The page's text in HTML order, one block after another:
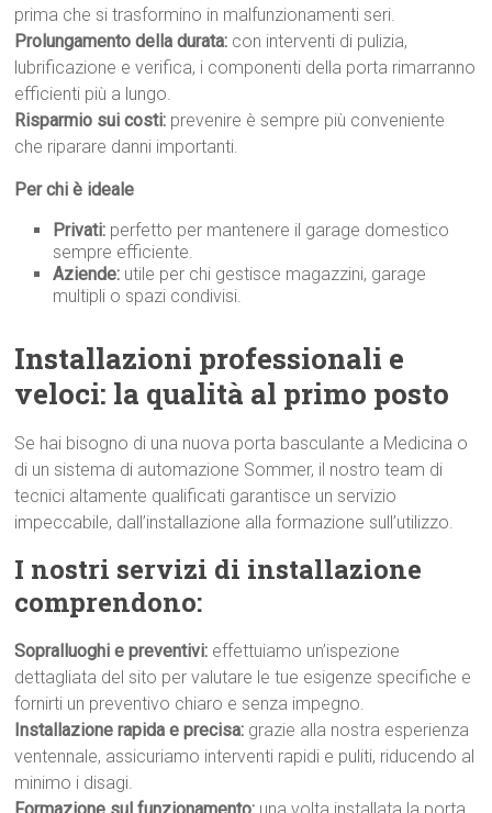
prima che si trasformino in malfunzionamenti seri.
Prolungamento della durata: con interventi di pulizia,
lubrificazione e verifica, i componenti della porta rimarranno
efficienti più a lungo.
Risparmio sui costi: prevenire è sempre più conveniente
che riparare danni importanti.
Per chi è ideale
Privati: perfetto per mantenere il garage domestico
sempre efficiente.
Aziende: utile per chi gestisce magazzini, garage
multipli o spazi condivisi.
Installazioni professionali e
veloci: la qualità al primo posto
Se hai bisogno di una nuova porta basculante a Medicina o
di un sistema di automazione Sommer, il nostro team di
tecnici altamente qualificati garantisce un servizio
impeccabile, dall’installazione alla formazione sull’utilizzo.
I nostri servizi di installazione
comprendono:
Sopralluoghi e preventivi: effettuiamo un’ispezione
dettagliata del sito per valutare le tue esigenze specifiche e
fornirti un preventivo chiaro e senza impegno.
Installazione rapida e precisa: grazie alla nostra esperienza
ventennale, assicuriamo interventi rapidi e puliti, riducendo al
minimo i disagi.